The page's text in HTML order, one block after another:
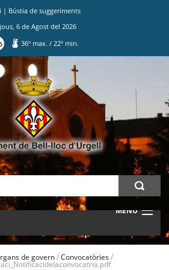
| Bústia de suggeriments
, 6de Agostdel 2026
36º max./ 22º min.
MENU
de govern/Convocatòries/